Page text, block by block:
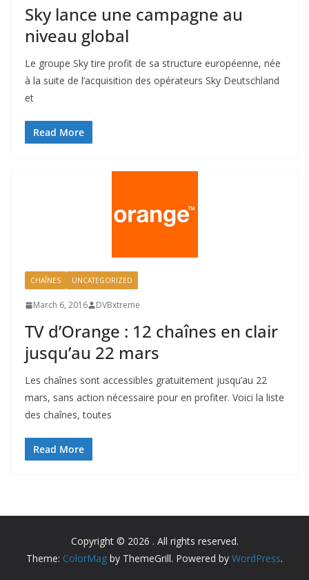
Sky lance une campagne au
niveau global
Le groupe Sky tire profit de sa structure européenne, née
à la suite de l’acquisition des opérateurs Sky Deutschland
et
Read More
CHAÎNES UNCATEGORIZED
March 6, 2016 DVBxtreme
TV d’Orange : 12 chaînes en clair
jusqu’au 22 mars
Les chaînes sont accessibles gratuitement jusqu’au 22
mars, sans action nécessaire pour en profiter. Voici la liste
des chaînes, toutes
Read More
Copyright © 2026 . All rights reserved.
Theme: ColorMag by ThemeGrill. Powered by WordPress.